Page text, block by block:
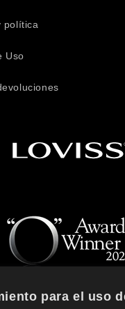
para el uso
política
Uso